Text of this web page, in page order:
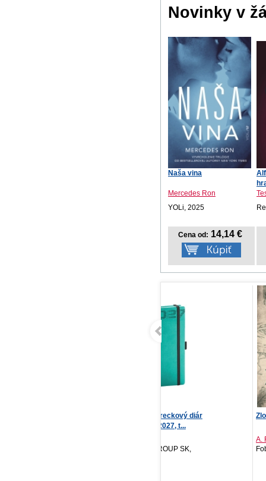
Novinky v
Naša vina
Mercedes Ron
YOLi, 2025
Cena od: 14,14 €
Zloději těl
Fobos, 2026
V